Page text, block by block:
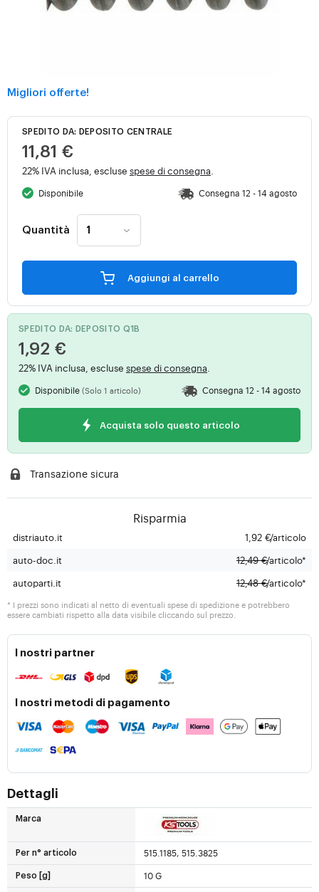
Migliori offerte!
SPEDITO DA: DEPOSITO CENTRALE
11,81 €
22% IVA inclusa, escluse spese di consegna
Disponibile Consegna 12 - 14 agosto
Quantità
Aggiungi al carrello
SPEDITO DA: DEPOSITO Q1B
1,92 €
22% IVA inclusa, escluse spese di consegna
Disponibile(Solo 1 articolo) Consegna 12 - 14 agosto
Acquista solo questo articolo
Transazione sicura
Risparmia
distriauto.it 1,92 €/articolo
auto-doc.it
12,49 €/articolo*
autoparti.it
12,48 €/articolo*
* I prezzi sono indicati al netto di eventuali spese di spedizione e potrebbero
essere cambiati rispetto alla data visibile cliccando sul prezzo.
I nostri partner
I nostri metodi di pagamento
Dettagli
Marca
Per n° articolo 515.1185, 515.3825
Peso [g] 10 G